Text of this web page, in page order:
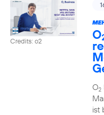
Credits: o2 O
O2
ist